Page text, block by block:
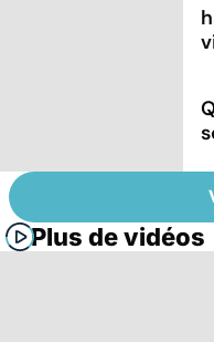
Plus de vidéos